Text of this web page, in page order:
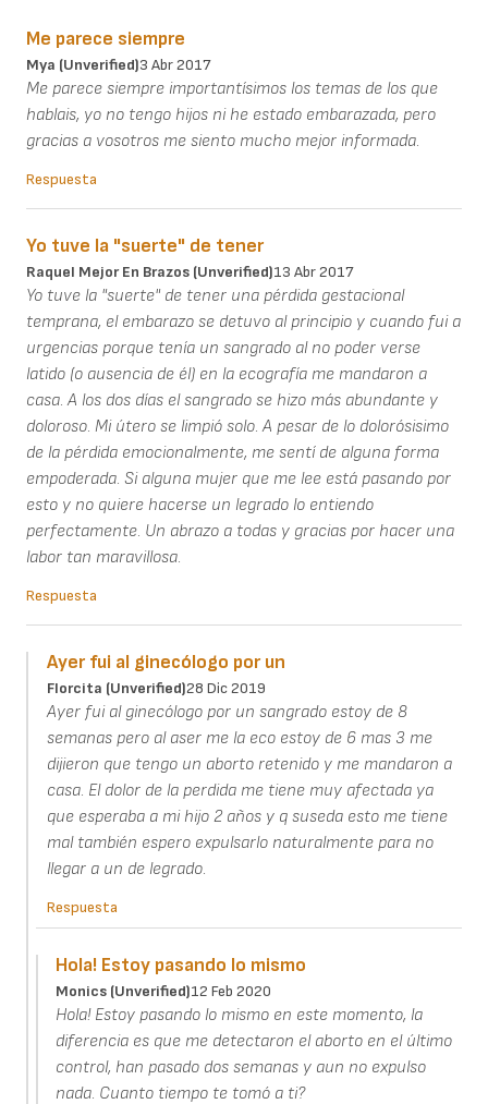
Me parece siempre
Mya (unverified)3 Abr 2017
Me parece siempre importantísimos los temas de los que
hablais, yo no tengo hijos ni he estado embarazada, pero
gracias a vosotros me siento mucho mejor informada.
Respuesta
Yo tuve la "suerte" de tener
Raquel Mejor En Brazos (unverified)13 Abr 2017
Yo tuve la "suerte" de tener una pérdida gestacional
temprana, el embarazo se detuvo al principio y cuando fui a
urgencias porque tenía un sangrado al no poder verse
latido (o ausencia de él) en la ecografía me mandaron a
casa. A los dos días el sangrado se hizo más abundante y
doloroso. Mi útero se limpió solo. A pesar de lo dolorósisimo
de la pérdida emocionalmente, me sentí de alguna forma
empoderada. Si alguna mujer que me lee está pasando por
esto y no quiere hacerse un legrado lo entiendo
perfectamente. Un abrazo a todas y gracias por hacer una
labor tan maravillosa.
Respuesta
Ayer fui al ginecólogo por un
Florcita (unverified)28 Dic 2019
Ayer fui al ginecólogo por un sangrado estoy de 8
semanas pero al aser me la eco estoy de 6 mas 3 me
dijieron que tengo un aborto retenido y me mandaron a
casa. El dolor de la perdida me tiene muy afectada ya
que esperaba a mi hijo 2 años y q suseda esto me tiene
mal también espero expulsarlo naturalmente para no
llegar a un de legrado.
Respuesta
Hola! Estoy pasando lo mismo
Monics (unverified)12 Feb 2020
Hola! Estoy pasando lo mismo en este momento, la
diferencia es que me detectaron el aborto en el último
control, han pasado dos semanas y aun no expulso
nada. Cuanto tiempo te tomó a ti?